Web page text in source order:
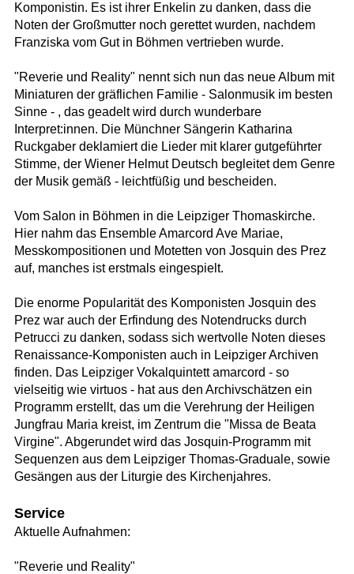
Komponistin. Es ist ihrer Enkelin zu danken, dass die
Noten der Großmutter noch gerettet wurden, nachdem
Franziska vom Gut in Böhmen vertrieben wurde.
"Reverie und Reality" nennt sich nun das neue Album mit
Miniaturen der gräflichen Familie - Salonmusik im besten
Sinne - , das geadelt wird durch wunderbare
Interpret:innen. Die Münchner Sängerin Katharina
Ruckgaber deklamiert die Lieder mit klarer gutgeführter
Stimme, der Wiener Helmut Deutsch begleitet dem Genre
der Musik gemäß - leichtfüßig und bescheiden.
Vom Salon in Böhmen in die Leipziger Thomaskirche.
Hier nahm das Ensemble Amarcord Ave Mariae,
Messkompositionen und Motetten von Josquin des Prez
auf, manches ist erstmals eingespielt.
Die enorme Popularität des Komponisten Josquin des
Prez war auch der Erfindung des Notendrucks durch
Petrucci zu danken, sodass sich wertvolle Noten dieses
Renaissance-Komponisten auch in Leipziger Archiven
finden. Das Leipziger Vokalquintett amarcord - so
vielseitig wie virtuos - hat aus den Archivschätzen ein
Programm erstellt, das um die Verehrung der Heiligen
Jungfrau Maria kreist, im Zentrum die "Missa de Beata
Virgine". Abgerundet wird das Josquin-Programm mit
Sequenzen aus dem Leipziger Thomas-Graduale, sowie
Gesängen aus der Liturgie des Kirchenjahres.
Service
Aktuelle Aufnahmen:
"Reverie und Reality"